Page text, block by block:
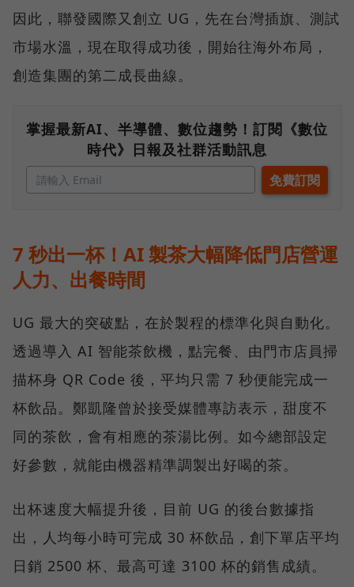
因此，聯發國際又創立 UG，先在台灣插旗、測試
市場水溫，現在取得成功後，開始往海外布局，
創造集團的第二成長曲線。
掌握最新AI、半導體、數位趨勢！訂閱《數位
時代》日報及社群活動訊息
7 秒出一杯！AI 製茶大幅降低門店營運
人力、出餐時間
UG 最大的突破點，在於製程的標準化與自動化。
透過導入 AI 智能茶飲機，點完餐、由門市店員掃
描杯身 QR Code 後，平均只需 7 秒便能完成一
杯飲品。鄭凱隆曾於接受媒體專訪表示，甜度不
同的茶飲，會有相應的茶湯比例。如今總部設定
好參數，就能由機器精準調製出好喝的茶。
出杯速度大幅提升後，目前 UG 的後台數據指
出，人均每小時可完成 30 杯飲品，創下單店平均
日銷 2500 杯、最高可達 3100 杯的銷售成績。